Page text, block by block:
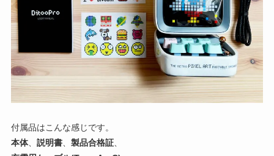
付属品はこんな感じです。
本体、 説明書、 製品合格証、